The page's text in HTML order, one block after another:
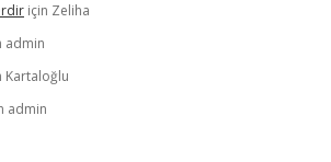
için Zeliha
admin
Kartaloğlu
admin